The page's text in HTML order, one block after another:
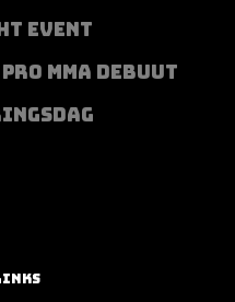
EVENT
MMA DEBUUT